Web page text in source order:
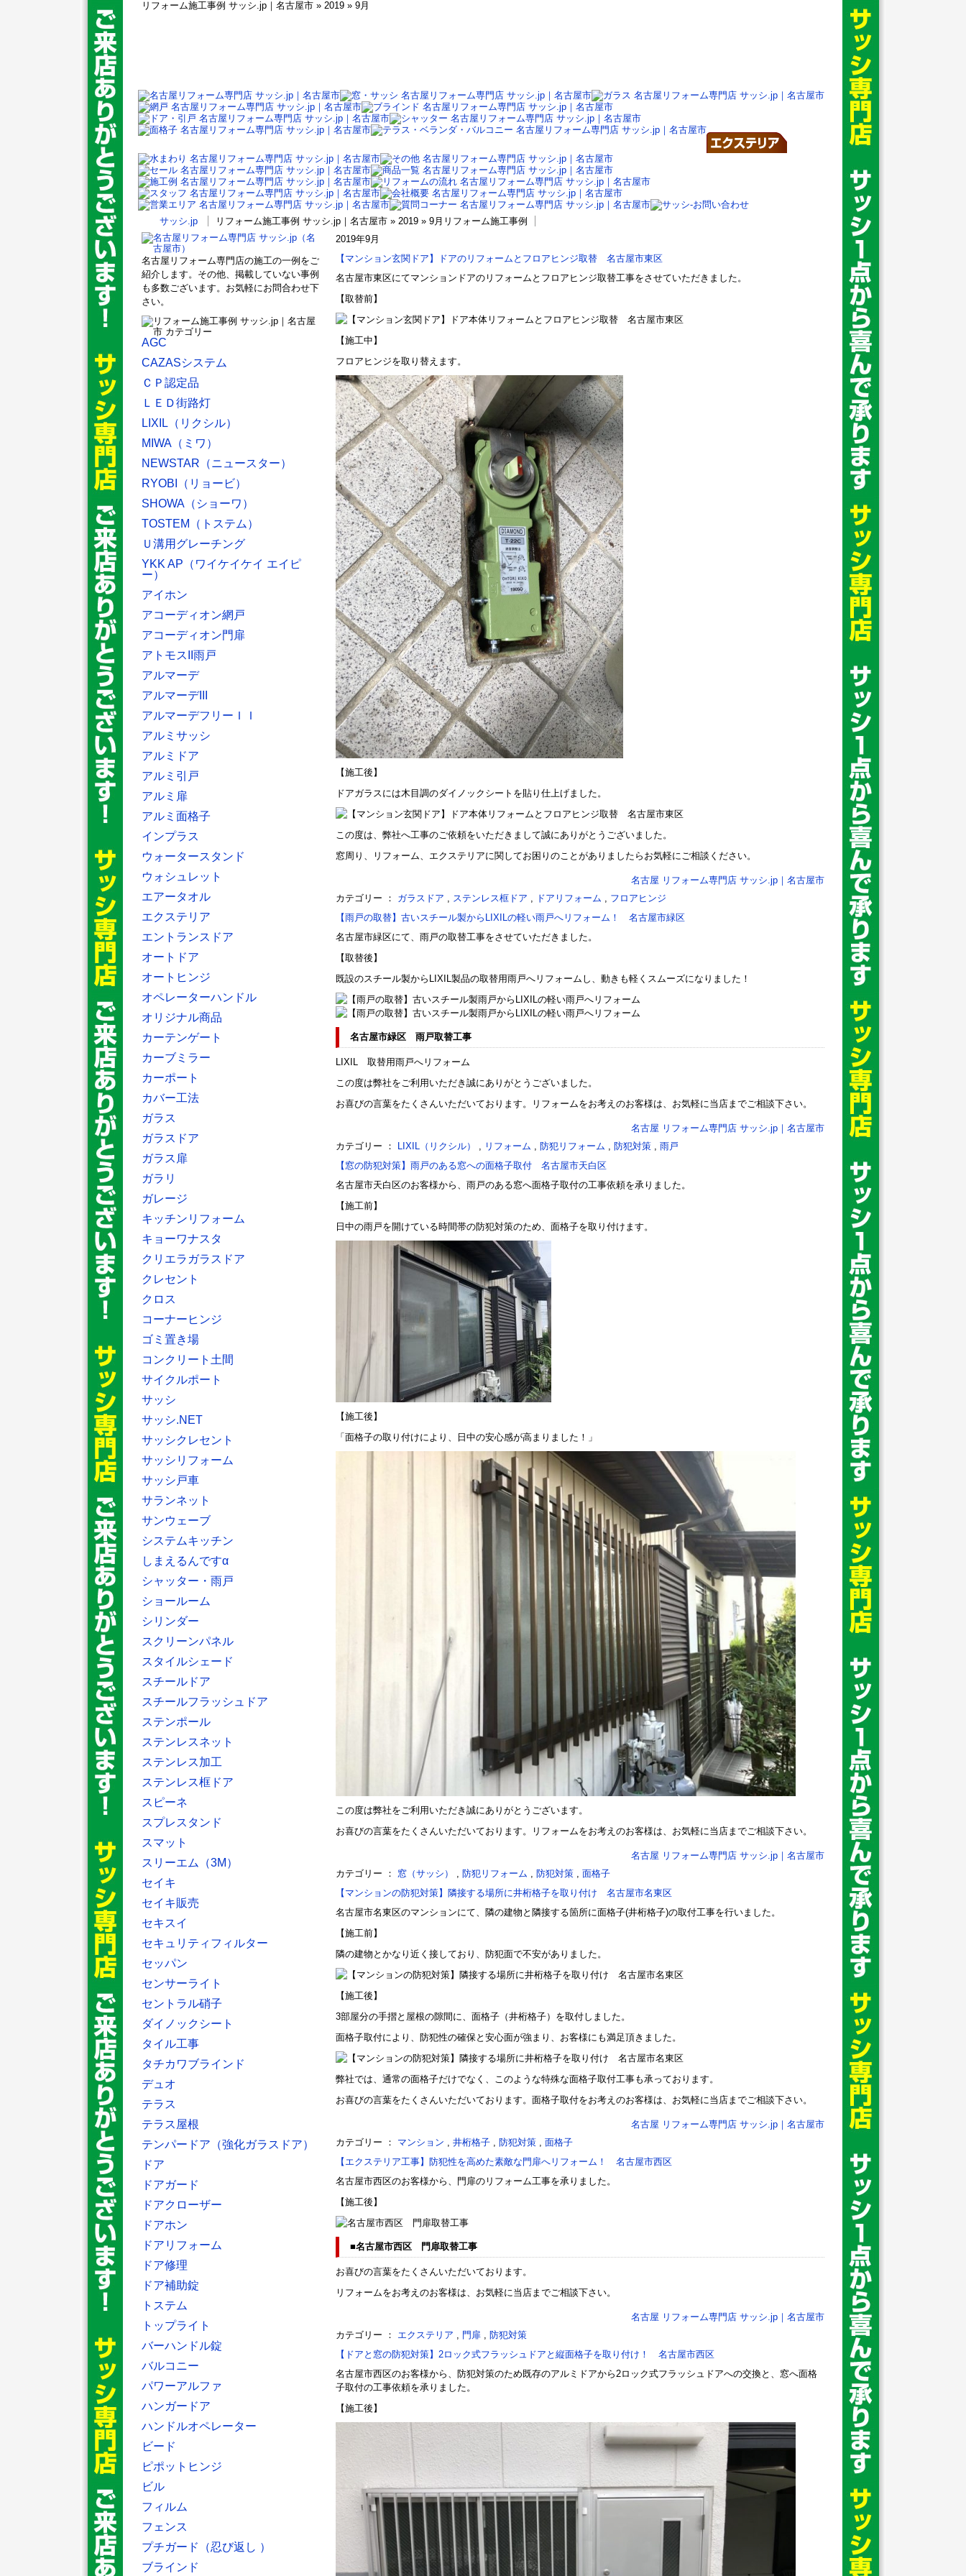
リフォーム施工事例 サッシ.jp｜名古屋市 » 2019 » 9月
サッシ.jp
リフォーム施工事例 サッシ.jp｜名古屋市 » 2019 » 9月リフォーム施工事例
2019年9月
【マンション玄関ドア】ドアのリフォームとフロアヒンジ取替 名古屋市東区
名古屋市東区にてマンションドアのリフォームとフロアヒンジ取替工事をさせていただきました。
【取替前】
【施工中】
フロアヒンジを取り替えます。
【施工後】
ドアガラスには木目調のダイノックシートを貼り仕上げました。
この度は、弊社へ工事のご依頼をいただきまして誠にありがとうございました。
窓周り、リフォーム、エクステリアに関してお困りのことがありましたらお気軽にご相談ください。
名古屋 リフォーム専門店 サッシ.jp｜名古屋市
カテゴリー ： ガラスドア , ステンレス框ドア , ドアリフォーム , フロアヒンジ
【雨戸の取替】古いスチール製からLIXILの軽い雨戸へリフォーム！ 名古屋市緑区
名古屋市緑区にて、雨戸の取替工事をさせていただきました。
【取替後】
既設のスチール製からLIXIL製品の取替用雨戸へリフォームし、動きも軽くスムーズになりました！
名古屋市緑区 雨戸取替工事
LIXIL 取替用雨戸へリフォーム
この度は弊社をご利用いただき誠にありがとうございました。
お喜びの言葉をたくさんいただいております。リフォームをお考えのお客様は、お気軽に当店までご相談下さい。
名古屋 リフォーム専門店 サッシ.jp｜名古屋市
カテゴリー ：
LIXIL（リクシル） , リフォーム , 防犯リフォーム , 防犯対策 , 雨戸
【窓の防犯対策】雨戸のある窓への面格子取付 名古屋市天白区
名古屋市天白区のお客様から、雨戸のある窓へ面格子取付の工事依頼を承りました。
【施工前】
日中の雨戸を開けている時間帯の防犯対策のため、面格子を取り付けます。
【施工後】
「面格子の取り付けにより、日中の安心感が高まりました！」
この度は弊社をご利用いただき誠にありがとうございます。
お喜びの言葉をたくさんいただいております。リフォームをお考えのお客様は、お気軽に当店までご相談下さい。
名古屋 リフォーム専門店 サッシ.jp｜名古屋市
カテゴリー ： 窓（サッシ） , 防犯リフォーム , 防犯対策 , 面格子
【マンションの防犯対策】隣接する場所に井桁格子を取り付け 名古屋市名東区
名古屋市名東区のマンションにて、隣の建物と隣接する箇所に面格子(井桁格子)の取付工事を行いました。
【施工前】
隣の建物とかなり近く接しており、防犯面で不安がありました。
【施工後】
3部屋分の手摺と屋根の隙間に、面格子（井桁格子）を取付しました。
面格子取付により、防犯性の確保と安心面が強まり、お客様にも満足頂きました。
弊社では、通常の面格子だけでなく、このような特殊な面格子取付工事も承っております。
お喜びの言葉をたくさんいただいております。面格子取付をお考えのお客様は、お気軽に当店までご相談下さい。
名古屋 リフォーム専門店 サッシ.jp｜名古屋市
カテゴリー ： マンション , 井桁格子 , 防犯対策 , 面格子
【エクステリア工事】防犯性を高めた素敵な門扉へリフォーム！ 名古屋市西区
名古屋市西区のお客様から、門扉のリフォーム工事を承りました。
【施工後】
■名古屋市西区 門扉取替工事
お喜びの言葉をたくさんいただいております。
リフォームをお考えのお客様は、お気軽に当店までご相談下さい。
名古屋 リフォーム専門店 サッシ.jp｜名古屋市
カテゴリー ： エクステリア , 門扉 , 防犯対策
【ドアと窓の防犯対策】2ロック式フラッシュドアと縦面格子を取り付け！ 名古屋市西区
名古屋市西区のお客様から、防犯対策のため既存のアルミドアから2ロック式フラッシュドアへの交換と、窓へ面格
子取付の工事依頼を承りました。
【施工後】
名古屋リフォーム専門店の施工の一例をご
紹介します。その他、掲載していない事例
も多数ございます。お気軽にお問合わせ下
さい。
AGC
CAZASシステム
ＣＰ認定品
ＬＥＤ街路灯
LIXIL（リクシル）
MIWA（ミワ）
NEWSTAR（ニュースター）
RYOBI（リョービ）
SHOWA（ショーワ）
TOSTEM（トステム）
Ｕ溝用グレーチング
YKK AP（ワイケイケイ エイピ
ー）
アイホン
アコーディオン網戸
アコーディオン門扉
アトモスII雨戸
アルマーデ
アルマーデIII
アルマーデフリーＩＩ
アルミサッシ
アルミドア
アルミ引戸
アルミ扉
アルミ面格子
インプラス
ウォータースタンド
ウォシュレット
エアータオル
エクステリア
エントランスドア
オートドア
オートヒンジ
オペレーターハンドル
オリジナル商品
カーテンゲート
カーブミラー
カーポート
カバー工法
ガラス
ガラスドア
ガラス扉
ガラリ
ガレージ
キッチンリフォーム
キョーワナスタ
クリエラガラスドア
クレセント
クロス
コーナーヒンジ
ゴミ置き場
コンクリート土間
サイクルポート
サッシ
サッシ.NET
サッシクレセント
サッシリフォーム
サッシ戸車
サランネット
サンウェーブ
システムキッチン
しまえるんですα
シャッター・雨戸
ショールーム
シリンダー
スクリーンパネル
スタイルシェード
スチールドア
スチールフラッシュドア
ステンポール
ステンレスネット
ステンレス加工
ステンレス框ドア
スピーネ
スプレスタンド
スマット
スリーエム（3M）
セイキ
セイキ販売
セキスイ
セキュリティフィルター
セッパン
センサーライト
セントラル硝子
ダイノックシート
タイル工事
タチカワブラインド
デュオ
テラス
テラス屋根
テンパードア（強化ガラスドア）
ドア
ドアガード
ドアクローザー
ドアホン
ドアリフォーム
ドア修理
ドア補助錠
トステム
トップライト
バーハンドル錠
バルコニー
パワーアルファ
ハンガードア
ハンドルオペレーター
ビード
ピポットヒンジ
ビル
フィルム
フェンス
プチガード（忍び返し ）
ブラインド